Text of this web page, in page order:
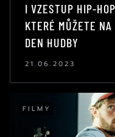
I VZESTUP HIP-
KTERÉ MŮŽETE
DEN HUDBY
21.06.2023
FILMY